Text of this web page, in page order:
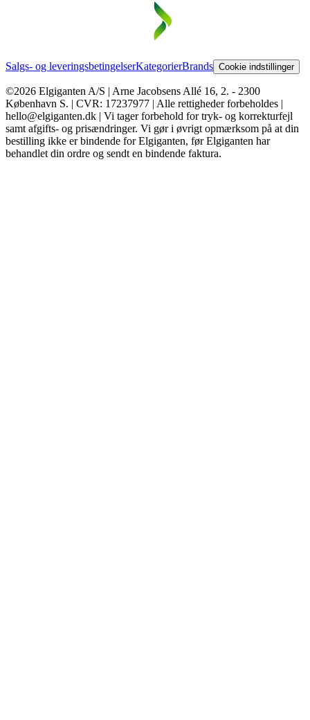
Salgs- og leveringsbetingelserKategorierBrands Cookie indstillinger
©2026 Elgiganten A/S | Arne Jacobsens Allé 16, 2. - 2300
København S. | CVR: 17237977 | Alle rettigheder forbeholdes |
hello@elgiganten.dk | Vi tager forbehold for tryk- og korrekturfejl
samt afgifts- og prisændringer. Vi gør i øvrigt opmærksom på at din
bestilling ikke er bindende for Elgiganten, før Elgiganten har
behandlet din ordre og sendt en bindende faktura.